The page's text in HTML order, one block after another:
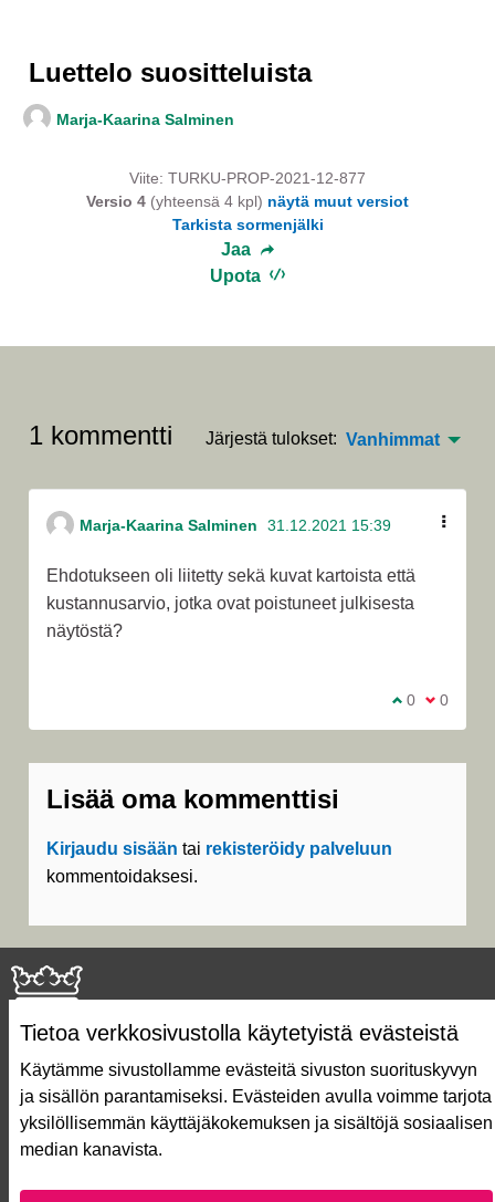
Tietoa verkkosivustolla käytetyistä evästeistä
Käytämme sivustollamme evästeitä sivuston suorituskyvyn
ja sisällön parantamiseksi. Evästeiden avulla voimme tarjota
yksilöllisemmän käyttäjäkokemuksen ja sisältöjä sosiaalisen
median kanavista.
Luettelo suositteluista
Marja-Kaarina Salminen
Viite: TURKU-PROP-2021-12-877
Versio 4 (yhteensä 4 kpl) näytä muut versiot
Tarkista sormenjälki
Jaa
Upota
1 kommentti Järjestä tulokset: Vanhimmat
Marja-Kaarina Salminen 31.12.2021 15:39
Ehdotukseen oli liitetty sekä kuvat kartoista että
kustannusarvio, jotka ovat poistuneet julkisesta
näytöstä?
Olen samaa
0 Olen eri
0
Lisää oma kommenttisi
Kirjaudu sisään tai rekisteröidy palveluun
kommentoidaksesi.
Näin äänestät Asukasbudjetissa
Asukasbudjetin vaiheet
Usein kysytyt kysymykset